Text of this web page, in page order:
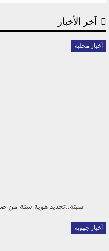
آخر الأخبار
أخبار محلية
سبتة..تحديد هوية ستة من ضحايا
أخبار جهوية